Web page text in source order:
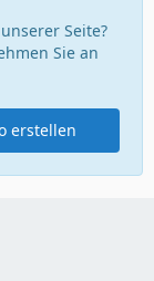
Seite?
Sie an
erstellen